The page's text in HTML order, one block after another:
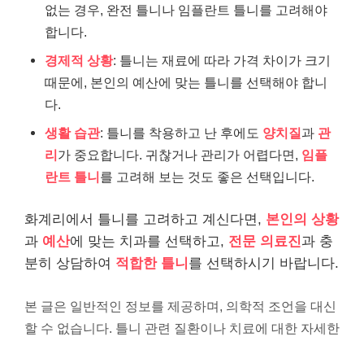
없는 경우, 완전 틀니나 임플란트 틀니를 고려해야
합니다.
경제적 상황: 틀니는 재료에 따라 가격 차이가 크기
때문에, 본인의 예산에 맞는 틀니를 선택해야 합니
다.
생활 습관: 틀니를 착용하고 난 후에도 양치질과 관
리가 중요합니다. 귀찮거나 관리가 어렵다면, 임플
란트 틀니를 고려해 보는 것도 좋은 선택입니다.
화계리에서 틀니를 고려하고 계신다면, 본인의 상황
과 예산에 맞는 치과를 선택하고, 전문 의료진과 충
분히 상담하여 적합한 틀니 를 선택하시기 바랍니다.
본 글은 일반적인 정보를 제공하며, 의학적 조언을 대신
할 수 없습니다. 틀니 관련 질환이나 치료에 대한 자세한